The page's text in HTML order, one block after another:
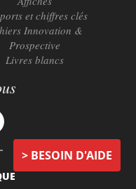
BESOIN D'AIDE
et chiffres clés
Innovation &
Prospective
Livres blancs